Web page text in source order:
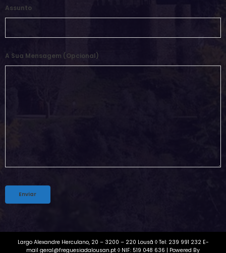
Assunto
A Sua Mensagem (opcional)
Largo Alexandre Herculano, 20 – 3200 – 220 Lousã ◊ Tel: 239 991 232 E-
mail geral@freguesiadalousan.pt ◊ NIF: 519 048 636 | Powered By